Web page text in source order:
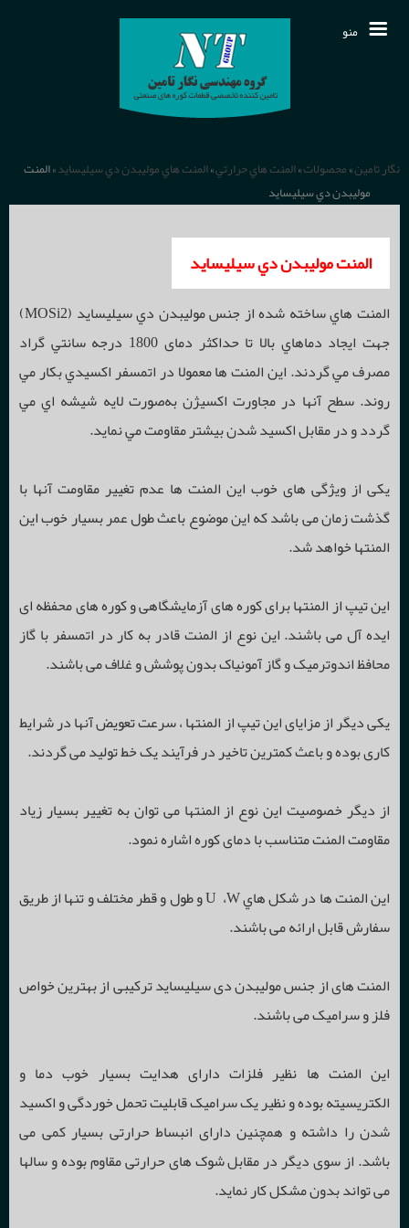
منو
دانلودها
اخـبـار
مقالات فنی
الیاف سرامیکی
قطعات وکیوم شیپ
قطعات کلسیم سیلیکات
مبلمان کوره
آجر نسوز
قطعات سیلیکون کاربید
سیستم های کنترل و اندازه گیری فرآیند
دما
فشار
سطح
سرعت هوا
سنسورهای اندازه گیری دما
ترموکوپل
RTD
ترانسمیتر
رینگ حرارتی
رکوردرها و مانیتورینگ صنعتی
تاچ اسکرین
(T.P.R) رگولاتورهای سه فاز
دوبل تریستورها
تریستورهای دیسکی
المنت های حرارتی
المنت های سیلیکون کاربید
قطعات تنش زدایی
مشعل های صنعتی و ادوات خط احتراق
مشعل ها
لوله ها و رولرهای سرامیکی
قطعات نسوز
عایق های الکتریکی
تامین کوره های صنعتی
کوره های صنعت سرامیک
کوره های ذوب و ریخته گری
سایر فعالیت ها
خـانـه
نگار تامین»محصولات»المنت هاي حرارتي»المنت هاي موليبدن دي سيليسايد» المنت
موليبدن دي سيليسايد
المنت موليبدن دي سيليسايد
المنت هاي ساخته شده از جنس موليبدن دي سيليسايد (MOSi2)
جهت ايجاد دماهاي بالا تا حداكثر دمای 1800 درجه سانتي گراد
مصرف مي گردند. اين المنت ها معمولا در اتمسفر اكسيدي بكار مي
روند. سطح آنها در مجاورت اكسيژن به‌صورت لايه شيشه اي مي
گردد و در مقابل اكسيد شدن بيشتر مقاومت مي نمايد.
یکی از ویژگی های خوب این المنت ها عدم تغییر مقاومت آنها با
گذشت زمان می باشد که این موضوع باعث طول عمر بسیار خوب این
المنتها خواهد شد.
این تیپ از المنتها برای کوره های آزمایشگاهی و کوره های محفظه ای
ایده آل می باشند. این نوع از المنت قادر به کار در اتمسفر با گاز
محافظ اندوترمیک و گاز آمونیاک بدون پوشش و غلاف می باشند.
یکی دیگر از مزایای این تیپ از المنتها ، سرعت تعویض آنها در شرایط
کاری بوده و باعث کمترین تاخیر در فرآیند یک خط تولید می گردند.
از دیگر خصوصیت این نوع از المنتها می توان به تغییر بسیار زیاد
مقاومت المنت متناسب با دمای کوره اشاره نمود.
اين المنت ها در شكل هاي U ،W و طول و قطر مختلف و تنها از طریق
سفارش قابل ارائه می باشند.
المنت های از جنس مولیبدن دی سیلیساید ترکیبی از بهترین خواص
فلز و سرامیک می باشند.
این المنت ها نظیر فلزات دارای هدایت بسیار خوب دما و
الکتریسیته بوده و نظیر یک سرامیک قابلیت تحمل خوردگی و اکسید
شدن را داشته و همچنین دارای انبساط حرارتی بسیار کمی می
باشد. از سوی دیگر در مقابل شوک های حرارتی مقاوم بوده و سالها
می تواند بدون مشکل کار نماید.